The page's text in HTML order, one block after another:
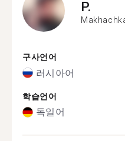
P.
구사언어
러시아어
학습언어
독일어